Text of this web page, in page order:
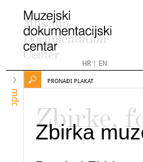
HR| EN
mdc
PRONAĐI PLAKAT
Zbirke,
Zbirka